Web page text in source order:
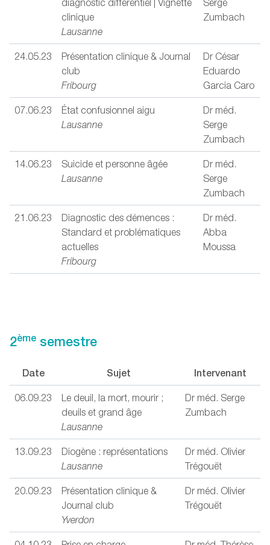
diagnostic différentiel | Vignette
clinique
Lausanne
Serge
Zumbach
24.05.23
Présentation clinique & Journal
club
Fribourg
Dr César
Eduardo
Garcia Caro
07.06.23
État confusionnel aigu
Lausanne
Dr méd.
Serge
Zumbach
14.06.23
Suicide et personne âgée
Lausanne
Dr méd.
Serge
Zumbach
21.06.23
Diagnostic des démences :
Standard et problématiques
actuelles
Fribourg
Dr méd.
Abba
Moussa
2ème semestre
Date Sujet Intervenant
06.09.23
Le deuil, la mort, mourir ;
deuils et grand âge
Lausanne
Dr méd. Serge
Zumbach
13.09.23
Diogène : représentations
Lausanne
Dr méd. Olivier
Trégouët
20.09.23
Présentation clinique &
Journal club
Yverdon
Dr méd. Olivier
Trégouët